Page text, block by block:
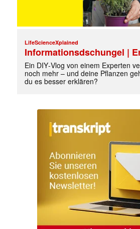
LifeScienceXplained
Informationsdschungel |
Ein DIY‑Vlog von einem Experten
noch mehr – und deine Pflanzen
du es besser erklären?